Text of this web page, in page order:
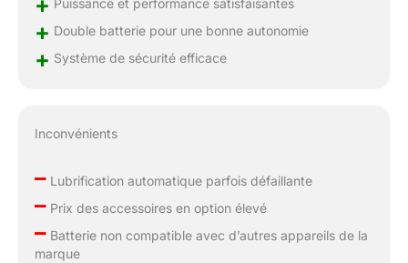
une plaque de base et
un protège-main
INTÉGRAL pour vous
Puissance et performance satisfaisantes
+ Double batterie pour une bonne autonomie
+ Système de sécurité efficace
Inconvénients
–Lubrification automatique parfois défaillante
–Prix des accessoires en option élevé
–Batterie non compatible avec d’autres appareils de la
marque